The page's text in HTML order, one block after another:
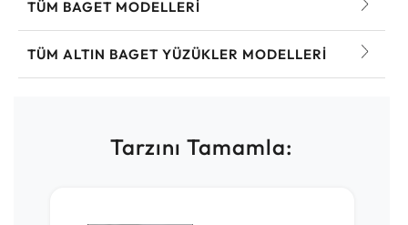
TÜM BAGET MODELLERI
TÜM ALTIN BAGET YÜZÜKLER MODELLERI
Tarzını Tamamla: